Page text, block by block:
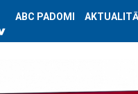
ABC PADOMI